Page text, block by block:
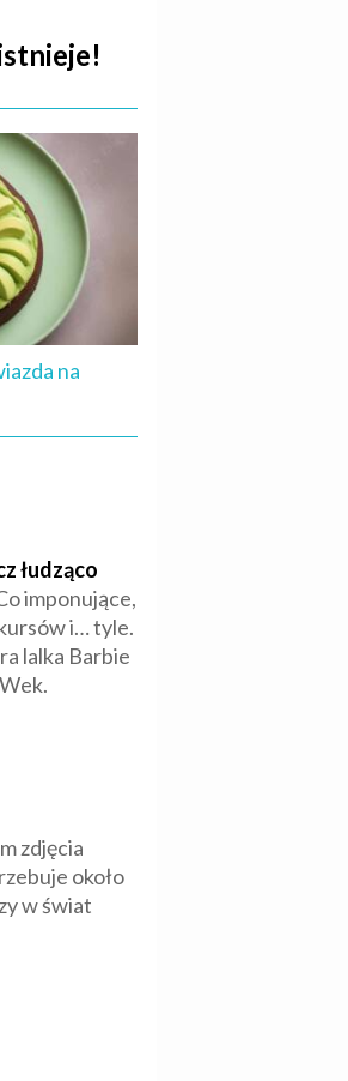
na
łudząco
imponujące,
i… tyle.
lalka Barbie
zdjęcia
około
w świat